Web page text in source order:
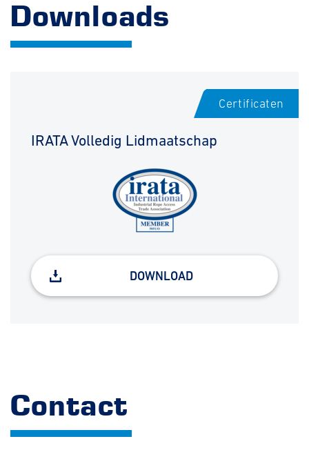
Downloads
Certificaten
IRATA Volledig Lidmaatschap
DOWNLOAD
Contact